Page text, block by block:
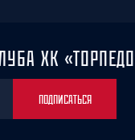
ХК
ПОДПИСАТЬСЯ